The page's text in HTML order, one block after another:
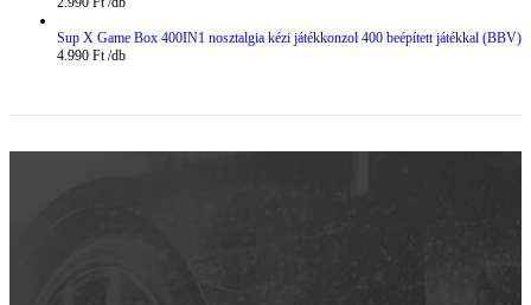
Sup X Game Box 400IN1 nosztalgia kézi játékkonzol 400 beépített játékkal (BBV)
4.990 Ft